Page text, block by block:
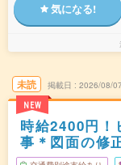
気になる!
未読
NEW
掲載日 2026/08/07
時給2400円！
事＊図面の修